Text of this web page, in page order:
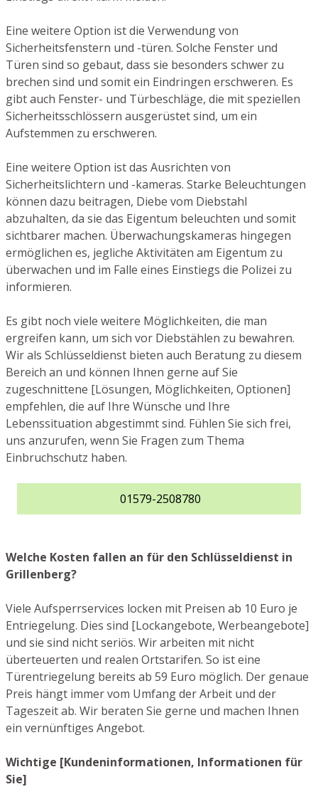
Eine weitere Option ist die Verwendung von
Sicherheitsfenstern und -türen. Solche Fenster und
Türen sind so gebaut, dass sie besonders schwer zu
brechen sind und somit ein Eindringen erschweren. Es
gibt auch Fenster- und Türbeschläge, die mit speziellen
Sicherheitsschlössern ausgerüstet sind, um ein
Aufstemmen zu erschweren.
Eine weitere Option ist das Ausrichten von
Sicherheitslichtern und -kameras. Starke Beleuchtungen
können dazu beitragen, Diebe vom Diebstahl
abzuhalten, da sie das Eigentum beleuchten und somit
sichtbarer machen. Überwachungskameras hingegen
ermöglichen es, jegliche Aktivitäten am Eigentum zu
überwachen und im Falle eines Einstiegs die Polizei zu
informieren.
Es gibt noch viele weitere Möglichkeiten, die man
ergreifen kann, um sich vor Diebstählen zu bewahren.
Wir als Schlüsseldienst bieten auch Beratung zu diesem
Bereich an und können Ihnen gerne auf Sie
zugeschnittene [Lösungen, Möglichkeiten, Optionen]
empfehlen, die auf Ihre Wünsche und Ihre
Lebenssituation abgestimmt sind. Fühlen Sie sich frei,
uns anzurufen, wenn Sie Fragen zum Thema
Einbruchschutz haben.
01579-2508780
Welche Kosten fallen an für den Schlüsseldienst in
Grillenberg?
Viele Aufsperrservices locken mit Preisen ab 10 Euro je
Entriegelung. Dies sind [Lockangebote, Werbeangebote]
und sie sind nicht seriös. Wir arbeiten mit nicht
überteuerten und realen Ortstarifen. So ist eine
Türentriegelung bereits ab 59 Euro möglich. Der genaue
Preis hängt immer vom Umfang der Arbeit und der
Tageszeit ab. Wir beraten Sie gerne und machen Ihnen
ein vernünftiges Angebot.
Wichtige [Kundeninformationen, Informationen für
Sie]